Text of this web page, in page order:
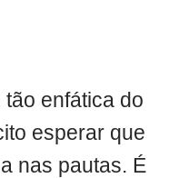
enfática do
esperar que
nas pautas. É